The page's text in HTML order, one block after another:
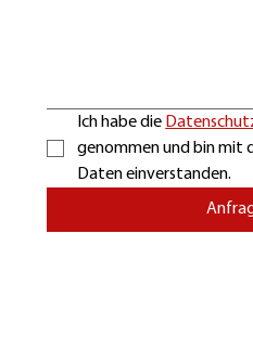
Ich habe die
genommen und bin mit
Daten einverstanden.